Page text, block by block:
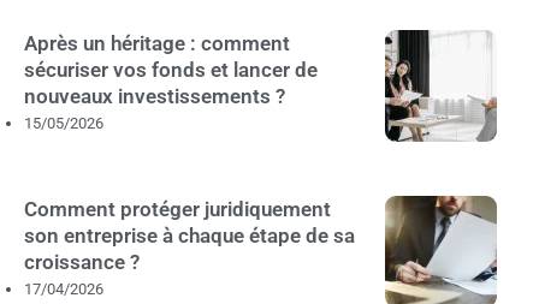
Après un héritage : comment
sécuriser vos fonds et lancer de
nouveaux investissements ?
15/05/2026
Comment protéger juridiquement
son entreprise à chaque étape de sa
croissance ?
17/04/2026